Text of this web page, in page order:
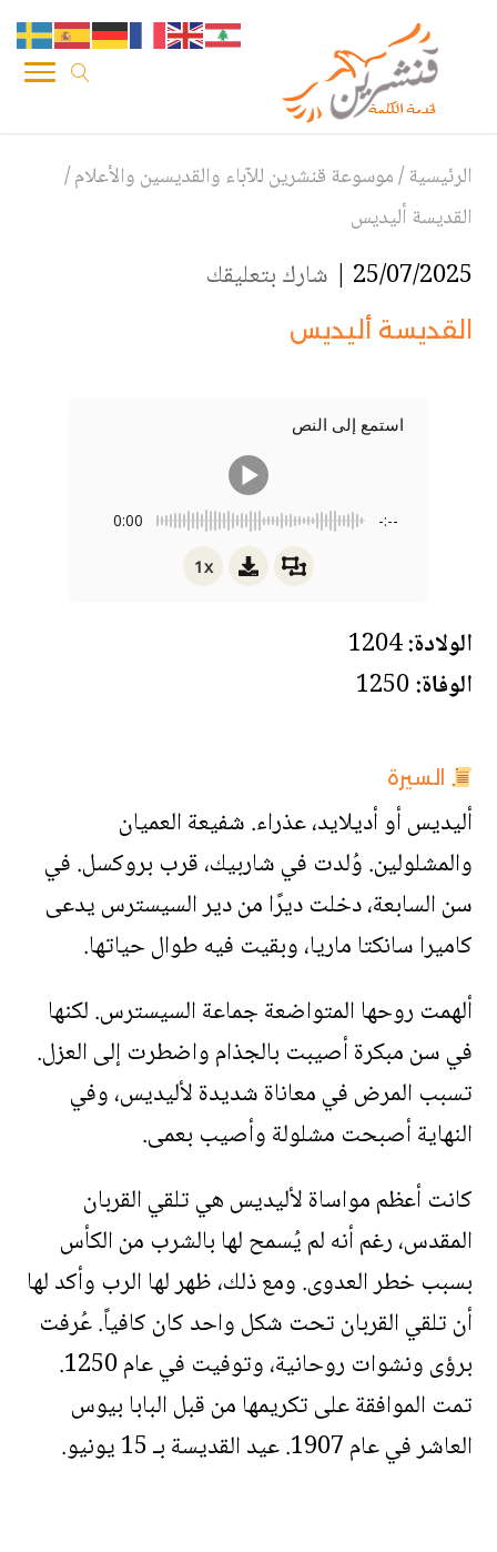
الرئيسية/موسوعة قنشرين للآباء والقديسين والأعلام/
القديسة أليديس
25/07/2025 | شارك بتعليقك
القديسة أليديس
استمع إلى النص
0:00 -:--
1x
الولادة:1204
الوفاة:
السيرة
أليديس أو أديلايد، عذراء. شفيعة العميان
والمشلولين. وُلدت في شاربيك، قرب بروكسل. في
سن السابعة، دخلت ديرًا من دير السيسترس يدعى
كاميرا سانكتا ماريا، وبقيت فيه طوال حياتها.
ألهمت روحها المتواضعة جماعة السيسترس. لكنها
في سن مبكرة أصيبت بالجذام واضطرت إلى العزل.
تسبب المرض في معاناة شديدة لأليديس، وفي
النهاية أصبحت مشلولة وأصيب بعمى.
كانت أعظم مواساة لأليديس هي تلقي القربان
المقدس، رغم أنه لم يُسمح لها بالشرب من الكأس
بسبب خطر العدوى. ومع ذلك، ظهر لها الرب وأكد لها
أن تلقي القربان تحت شكل واحد كان كافياً. عُرفت
برؤى ونشوات روحانية، وتوفيت في عام 1250.
تمت الموافقة على تكريمها من قبل البابا بيوس
العاشر في عام 1907. عيد القديسة بـ 15 يونيو.